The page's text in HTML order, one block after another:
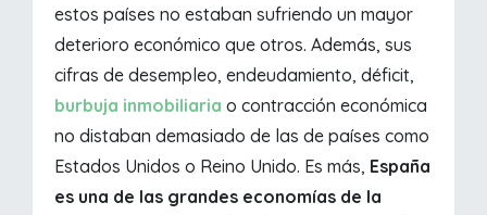
estos países no estaban sufriendo un mayor
deterioro económico que otros. Además, sus
cifras de desempleo, endeudamiento, déficit,
burbuja inmobiliaria o contracción económica
no distaban demasiado de las de países como
Estados Unidos o Reino Unido. Es más, España
es una de las grandes economías de la